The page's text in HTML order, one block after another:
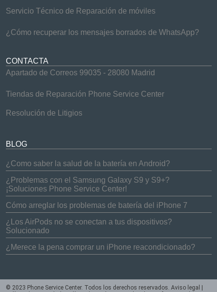
Servicio Técnico de Reparación de móviles
¿Cómo recuperar los mensajes borrados de WhatsApp?
CONTACTA
Apartado de Correos 99035 - 28080 Madrid
Tiendas de Reparación Phone Service Center
Resolución de Litigios
BLOG
¿Como saber la salud de la batería en Android?
¿Problemas con el Samsung Galaxy S9 y S9+?
¡Soluciones Phone Service Center!
Cómo arreglar los problemas de batería del iPhone 7
¿Los AirPods no se conectan a tus dispositivos?
Solucionado
¿Merece la pena comprar un iPhone reacondicionado?
© 2023 Phone Service Center. Todos los derechos reservados. Aviso legal